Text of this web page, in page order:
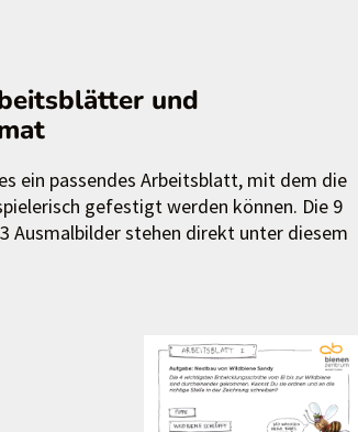
und
ein passendes Arbeitsblatt, mit dem die
gefestigt werden können. Die 9
Ausmalbilder stehen direkt unter diesem